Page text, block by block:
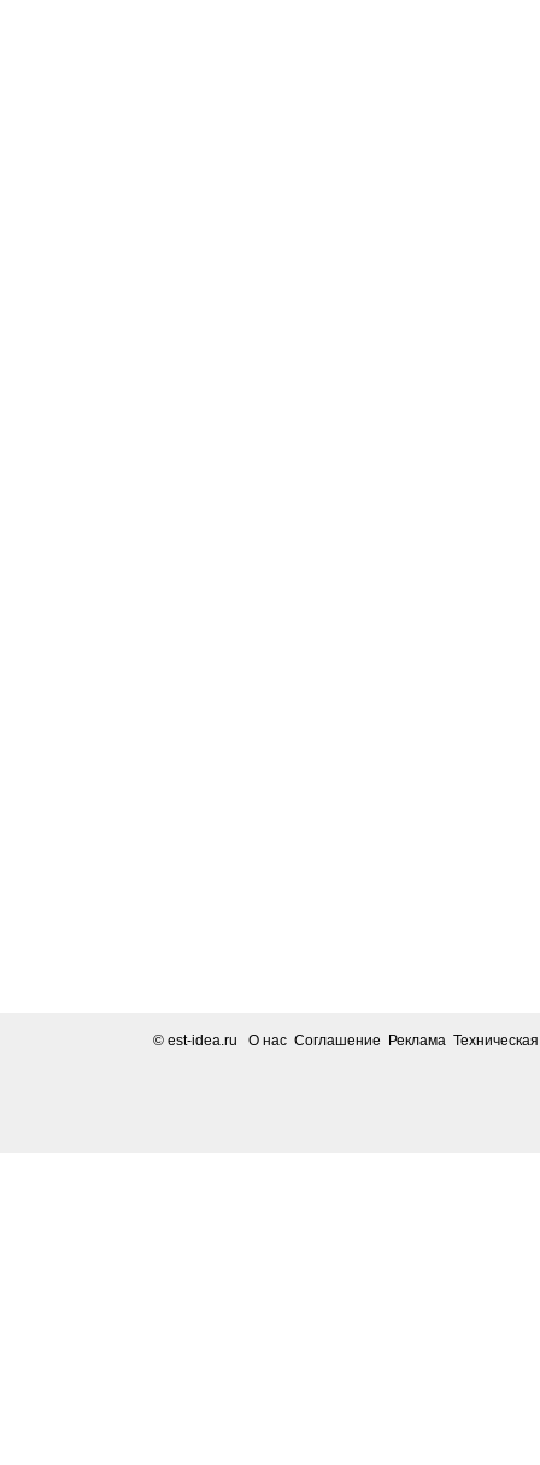
© est-idea.ru О нас Соглашение Реклама